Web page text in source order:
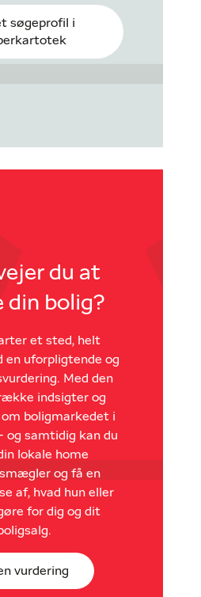
søgeprofil i
du at
din bolig?
et sted, helt
en uforpligtende og
Med den
indsigter og
boligmarkedet i
og samtidig kan du
lokale home
og få en
af, hvad hun eller
for dig og dit
vurdering